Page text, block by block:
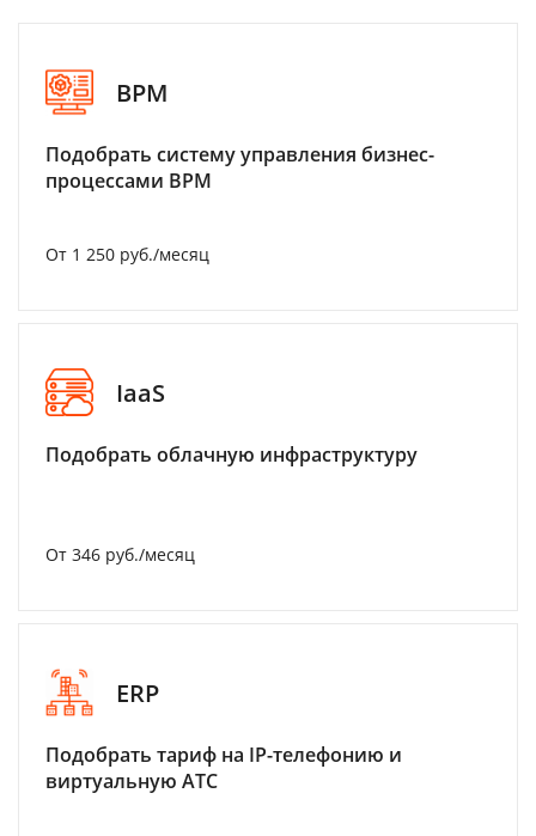
BPM
Подобрать систему управления бизнес-
процессами BPM
От 1 250 руб./месяц
IaaS
Подобрать облачную инфраструктуру
От 346 руб./месяц
ERP
Подобрать тариф на IP-телефонию и
виртуальную АТС